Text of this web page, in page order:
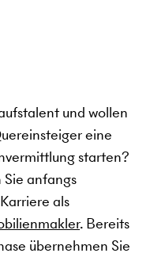
und wollen
eine
starten?
anfangs
als
. Bereits
übernehmen Sie